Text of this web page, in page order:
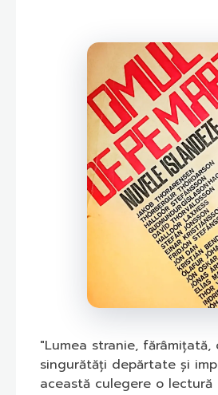
"Lumea stranie, fărâmițată,
singurătăți depărtate și
această culegere o lectură